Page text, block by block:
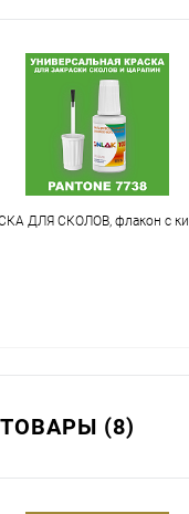
ДЛЯ СКОЛОВ, флакон с
(8)